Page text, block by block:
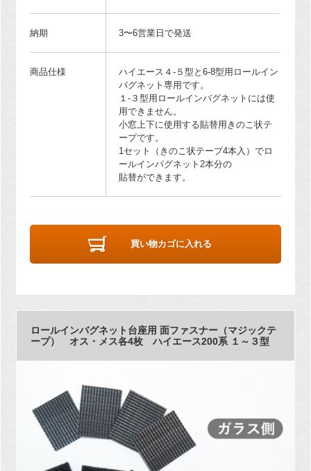
納期 3〜6営業日で発送
商品仕様
ハイエース４-５型と6-8型用ロールイン
バグネット専用です。
１-３型用ロールインバグネットには使
用できません。
小窓上下に使用する貼替用きのこ状テ
ープです。
1セット（きのこ状テープ4本入）でロ
ールインバグネット2本分の
貼替ができます。
買い物カゴに入れる
ロールインバグネット台座用 面ファスナー（マジックテ
ープ） オス・メス各4枚 ハイエース200系 １～３型